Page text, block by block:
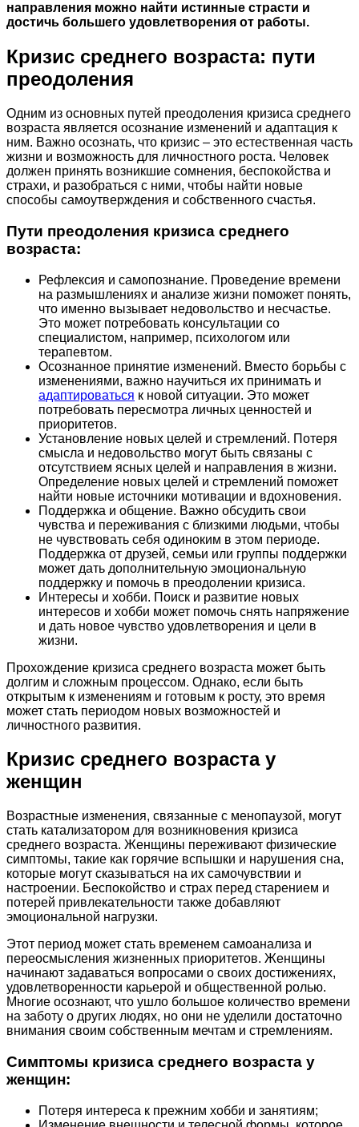
направления можно найти истинные страсти и
достичь большего удовлетворения от работы.
Кризис среднего возраста: пути
преодоления
Одним из основных путей преодоления кризиса среднего
возраста является осознание изменений и адаптация к
ним. Важно осознать, что кризис – это естественная часть
жизни и возможность для личностного роста. Человек
должен принять возникшие сомнения, беспокойства и
страхи, и разобраться с ними, чтобы найти новые
способы самоутверждения и собственного счастья.
Пути преодоления кризиса среднего
возраста:
Рефлексия и самопознание. Проведение времени
на размышлениях и анализе жизни поможет понять,
что именно вызывает недовольство и несчастье.
Это может потребовать консультации со
специалистом, например, психологом или
терапевтом.
Осознанное принятие изменений. Вместо борьбы с
изменениями, важно научиться их принимать и
адаптироваться к новой ситуации. Это может
потребовать пересмотра личных ценностей и
приоритетов.
Установление новых целей и стремлений. Потеря
смысла и недовольство могут быть связаны с
отсутствием ясных целей и направления в жизни.
Определение новых целей и стремлений поможет
найти новые источники мотивации и вдохновения.
Поддержка и общение. Важно обсудить свои
чувства и переживания с близкими людьми, чтобы
не чувствовать себя одиноким в этом периоде.
Поддержка от друзей, семьи или группы поддержки
может дать дополнительную эмоциональную
поддержку и помочь в преодолении кризиса.
Интересы и хобби. Поиск и развитие новых
интересов и хобби может помочь снять напряжение
и дать новое чувство удовлетворения и цели в
жизни.
Прохождение кризиса среднего возраста может быть
долгим и сложным процессом. Однако, если быть
открытым к изменениям и готовым к росту, это время
может стать периодом новых возможностей и
личностного развития.
Кризис среднего возраста у
женщин
Возрастные изменения, связанные с менопаузой, могут
стать катализатором для возникновения кризиса
среднего возраста. Женщины переживают физические
симптомы, такие как горячие вспышки и нарушения сна,
которые могут сказываться на их самочувствии и
настроении. Беспокойство и страх перед старением и
потерей привлекательности также добавляют
эмоциональной нагрузки.
Этот период может стать временем самоанализа и
переосмысления жизненных приоритетов. Женщины
начинают задаваться вопросами о своих достижениях,
удовлетворенности карьерой и общественной ролью.
Многие осознают, что ушло большое количество времени
на заботу о других людях, но они не уделили достаточно
внимания своим собственным мечтам и стремлениям.
Симптомы кризиса среднего возраста у
женщин:
Потеря интереса к прежним хобби и занятиям;